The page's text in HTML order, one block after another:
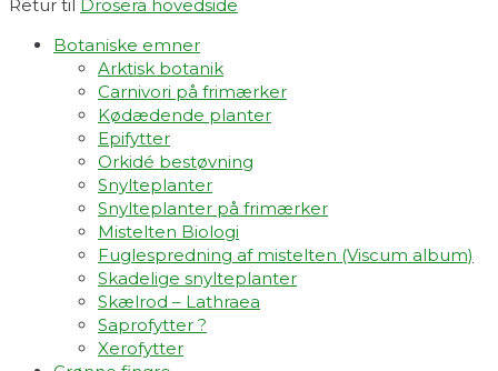
Retur til Drosera hovedside
Botaniske emner
Arktisk botanik
Carnivori på frimærker
Kødædende planter
Epifytter
Orkidé bestøvning
Snylteplanter
Snylteplanter på frimærker
Mistelten Biologi
Fuglespredning af mistelten (Viscum album)​
Skadelige snylteplanter
Skælrod – Lathraea
Saprofytter ?
Xerofytter